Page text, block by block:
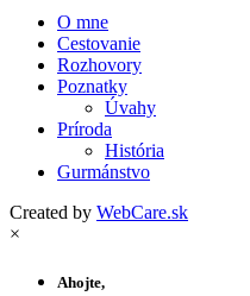
O mne
Cestovanie
Rozhovory
Poznatky
Úvahy
Príroda
História
Gurmánstvo
Created by WebCare.sk
×
Ahojte,